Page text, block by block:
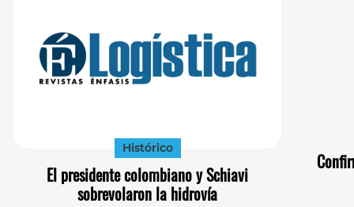
Histórico
El presidente colombiano y Schiavi
sobrevolaron la hidrovía